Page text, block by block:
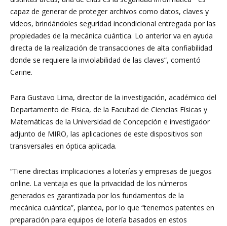
capaz de generar de proteger archivos como datos, claves y
vídeos, brindándoles seguridad incondicional entregada por las
propiedades de la mecánica cuántica. Lo anterior va en ayuda
directa de la realización de transacciones de alta confiabilidad
donde se requiere la inviolabilidad de las claves”, comentó
Cariñe.
Para Gustavo Lima, director de la investigación, académico del
Departamento de Física, de la Facultad de Ciencias Físicas y
Matemáticas de la Universidad de Concepción e investigador
adjunto de MIRO, las aplicaciones de este dispositivos son
transversales en óptica aplicada.
“Tiene directas implicaciones a loterías y empresas de juegos
online. La ventaja es que la privacidad de los números
generados es garantizada por los fundamentos de la
mecánica cuántica”, plantea, por lo que “tenemos patentes en
preparación para equipos de lotería basados en estos